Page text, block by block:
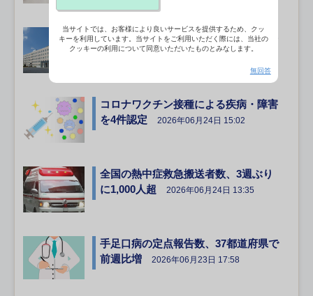
カスハラ対策で相談窓口を統合、埼玉
県
2026年06月25日 16:49
コロナワクチン接種による疾病・障害
を4件認定
2026年06月24日 15:02
全国の熱中症救急搬送者数、3週ぶり
に1,000人超
2026年06月24日 13:35
手足口病の定点報告数、37都道府県で
前週比増
2026年06月23日 17:58
当サイトでは、お客様により良いサービスを提供するため、クッ
キーを利用しています。当サイトをご利用いただく際には、当社の
クッキーの利用について同意いただいたものとみなします。
無回答